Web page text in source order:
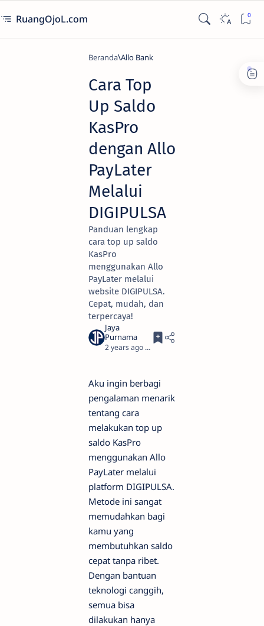
RuangOjoL.com
Beranda Allo Bank
Cara Top
Up Saldo
KasPro
dengan Allo
PayLater
Melalui
DIGIPULSA
Panduan lengkap
cara top up saldo
KasPro
menggunakan Allo
PayLater melalui
website DIGIPULSA.
Cepat, mudah, dan
terpercaya!
2 years ago 5
Aku ingin berbagi
pengalaman menarik
tentang cara
melakukan top up
saldo KasPro
menggunakan Allo
PayLater melalui
platform DIGIPULSA.
Metode ini sangat
memudahkan bagi
kamu yang
membutuhkan saldo
cepat tanpa ribet.
Dengan bantuan
teknologi canggih,
semua bisa
dilakukan hanya